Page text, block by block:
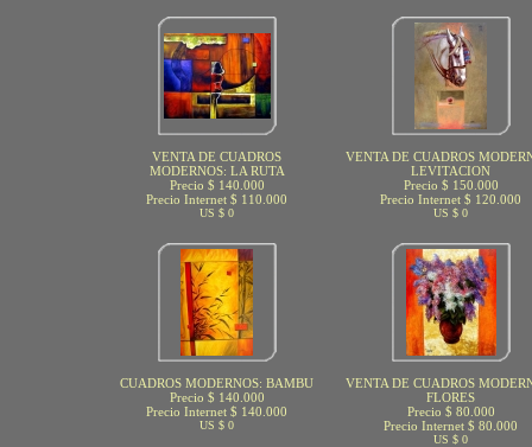
VENTA DE CUADROS
MODERNOS: LA RUTA
Precio $ 140.000
Precio Internet $ 110.000
US $ 0
VENTA DE CUADROS
LEVITACION
Precio $ 150.000
Precio Internet $ 120.000
US $ 0
CUADROS MODERNOS: BAMBU
Precio $ 140.000
Precio Internet $ 140.000
US $ 0
VENTA DE CUADROS
FLORES
Precio $ 80.000
Precio Internet $ 80.000
US $ 0